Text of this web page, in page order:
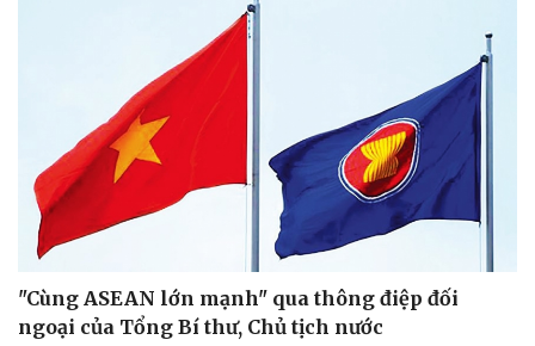
"Cùng ASEAN lớn mạnh" qua thông điệp đối
ngoại của Tổng Bí thư, Chủ tịch nước